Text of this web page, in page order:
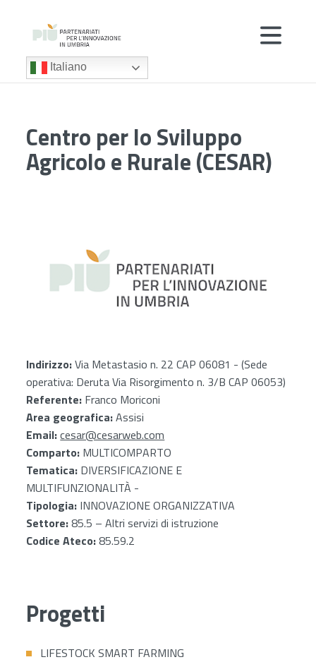
Italiano
Centro per lo Sviluppo
Agricolo e Rurale (CESAR)
Indirizzo:Via Metastasio n. 22 CAP 06081 - (Sede
operativa: Deruta Via Risorgimento n. 3/B CAP 06053)
Referente: Franco Moriconi
Area geografica:Assisi
Email:cesar@cesarweb.com
Comparto: MULTICOMPARTO
Tematica: DIVERSIFICAZIONE E
MULTIFUNZIONALITÀ -
Tipologia: INNOVAZIONE ORGANIZZATIVA
Settore:85.5 – Altri servizi di istruzione
Codice Ateco:85.59.2
Progetti
LIFESTOCK SMART FARMING